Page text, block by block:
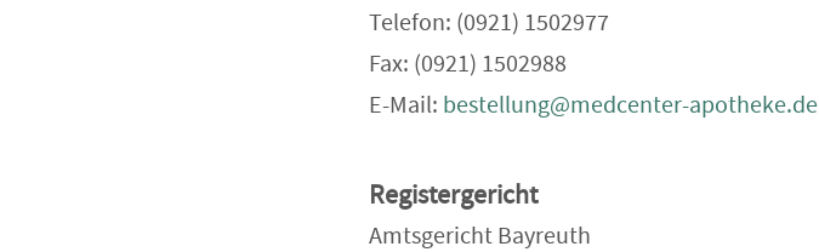
Telefon: (0921) 1502977
Fax: (0921) 1502988
E-Mail: bestellung@medcenter-apotheke.de
Registergericht
Amtsgericht Bayreuth